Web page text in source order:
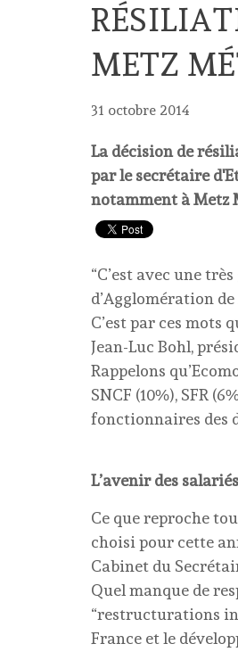
METZ
31 octobre 2014
La décision de
par le secrétaire
notamment à Metz
“C’est avec une
d’Agglomération
C’est par ces mots
Jean-Luc Bohl,
Rappelons
SNCF (10%), SFR
fonctionnaires des
L’avenir des
Ce que reproche
choisi pour cette
Cabinet du
Quel manque de
“restructurations
France et le